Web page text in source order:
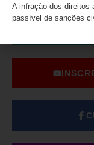
A infração dos direitos
passível de sanções